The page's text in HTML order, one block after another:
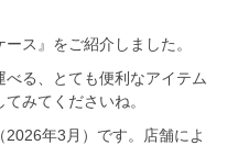
ス』をご紹介しました。
る、とても便利なアイテム
みてくださいね。
年3月）です。店舗によ